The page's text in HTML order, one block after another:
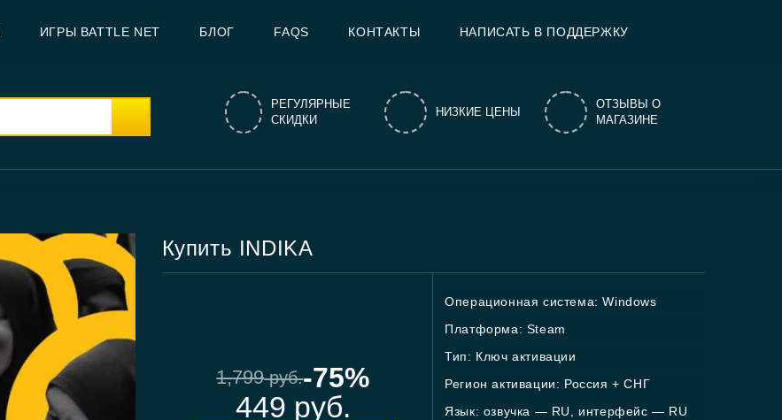
ИГРЫ BATTLE NET БЛОГ FAQS КОНТАКТЫ НАПИСАТЬ В ПОДДЕРЖКУ
РЕГУЛЯРНЫЕ
СКИДКИ
НИЗКИЕ ЦЕНЫ
ОТЗЫВЫ О
МАГАЗИНЕ
Купить INDIKA
1,799руб.-75%
449 руб.
Операционная система: Windows
Платформа: Steam
Тип: Ключ активации
Регион активации: Россия + СНГ
Язык: озвучка — RU, интерфейс — RU